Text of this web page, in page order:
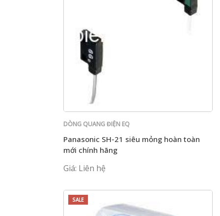
DÒNG QUANG ĐIỆN EQ
Panasonic SH-21 siêu mỏng hoàn toàn
mới chính hãng
Giá: Liên hệ
SALE